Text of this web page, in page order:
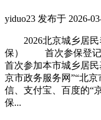
yiduo23 发布于 2026-
2026北京城乡居民
保） 首次参保登记
首次参加本市城乡居
京市政务服务网”“北
信、支付宝、百度的“
保...